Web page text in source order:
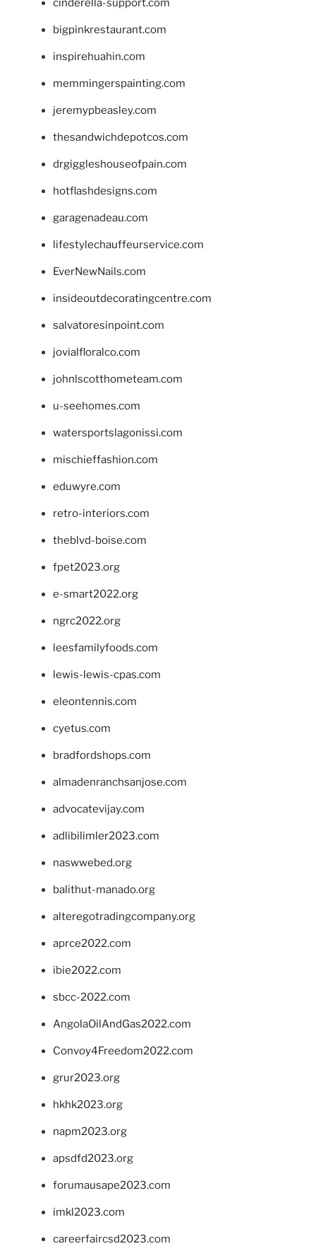
cinderella-support.com
bigpinkrestaurant.com
inspirehuahin.com
memmingerspainting.com
jeremypbeasley.com
thesandwichdepotcos.com
drgiggleshouseofpain.com
hotflashdesigns.com
garagenadeau.com
lifestylechauffeurservice.com
EverNewNails.com
insideoutdecoratingcentre.com
salvatoresinpoint.com
jovialfloralco.com
johnlscotthometeam.com
u-seehomes.com
watersportslagonissi.com
mischieffashion.com
eduwyre.com
retro-interiors.com
theblvd-boise.com
fpet2023.org
e-smart2022.org
ngrc2022.org
leesfamilyfoods.com
lewis-lewis-cpas.com
eleontennis.com
cyetus.com
bradfordshops.com
almadenranchsanjose.com
advocatevijay.com
adlibilimler2023.com
naswwebed.org
balithut-manado.org
alteregotradingcompany.org
aprce2022.com
ibie2022.com
sbcc-2022.com
AngolaOilAndGas2022.com
Convoy4Freedom2022.com
grur2023.org
hkhk2023.org
napm2023.org
apsdfd2023.org
forumausape2023.com
imkl2023.com
careerfaircsd2023.com